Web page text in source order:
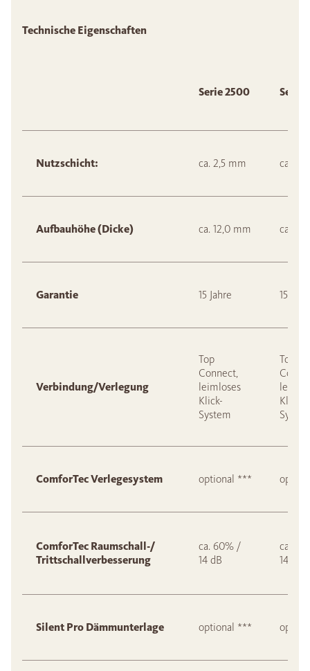
Technische Eigenschaften
Serie 2500 Serie
Nutzschicht: ca. 2,5 mm ca.
Aufbauhöhe (Dicke) ca. 12,0 mm ca.
Garantie 15 Jahre 15
Verbindung/Verlegung
Top
Connect,
leimloses
Klick-
System
Top
Klick-
ComforTec Verlegesystem optional ***
ComforTec Raumschall-/
Trittschallverbesserung
ca. 60% /
14 dB
ca.
14 dB
Silent Pro Dämmunterlage optional ***